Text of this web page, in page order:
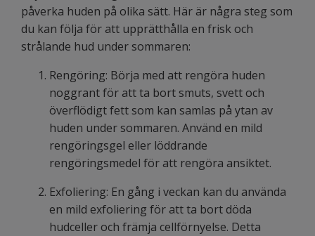
påverka huden på olika sätt. Här är några steg som
du kan följa för att upprätthålla en frisk och
strålande hud under sommaren:
Rengöring: Börja med att rengöra huden
noggrant för att ta bort smuts, svett och
överflödigt fett som kan samlas på ytan av
huden under sommaren. Använd en mild
rengöringsgel eller löddrande
rengöringsmedel för att rengöra ansiktet.
Exfoliering: En gång i veckan kan du använda
en mild exfoliering för att ta bort döda
hudceller och främja cellförnyelse. Detta